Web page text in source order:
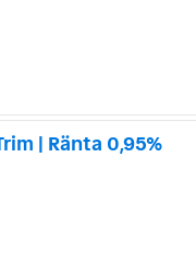
| Ränta 0,95%